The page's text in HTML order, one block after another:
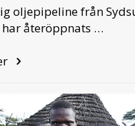
oljepipeline från
har återöppnats …